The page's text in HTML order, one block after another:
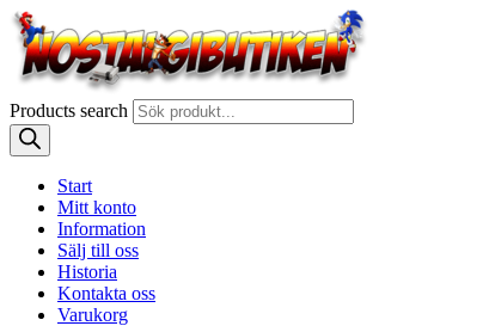
Products search
Start
Mitt konto
Information
Sälj till oss
Historia
Kontakta oss
Varukorg